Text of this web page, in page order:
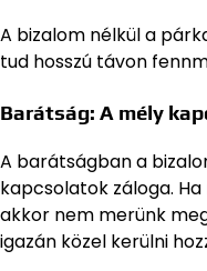
A bizalom nélkül a
tud hosszú távon
Barátság: A mély
A barátságban a
kapcsolatok záloga.
akkor nem merünk
igazán közel kerülni